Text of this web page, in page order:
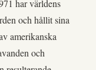
har världens
och hållit sina
amerikanska
och